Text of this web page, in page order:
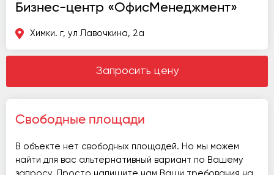
Бизнес-центр «ОфисМенеджмент»
Химки. г, ул Лавочкина, 2а
Запросить цену
Свободные площади
В объекте нет свободных площадей. Но мы можем
найти для вас альтернативный вариант по Вашему